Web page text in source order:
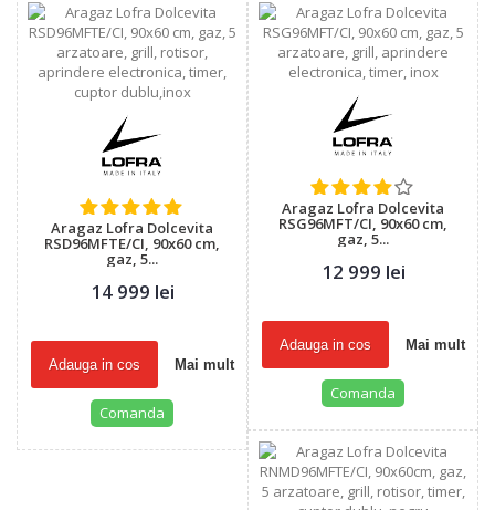
Aragaz Lofra Dolcevita
RSD96MFTE/CI, 90x60 cm,
gaz, 5...
14 999 lei
Adauga in cos Mai mult
Comanda
Aragaz Lofra Dolcevita
RSG96MFT/CI, 90x60 cm,
gaz, 5...
12 999 lei
Adauga in cos Mai mult
Comanda